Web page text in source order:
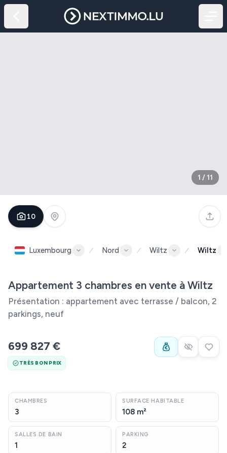
1 / 11
10
Luxembourg Nord Wiltz Wiltz
Appartement 3 chambres en vente à Wiltz
Présentation : appartement avec terrasse / balcon, 2
parkings, neuf
699 827 €
TRÈS BON PRIX
CHAMBRES
3
SURFACE HABITABLE
108 m²
SALLES DE BAIN
1
PARKING
2